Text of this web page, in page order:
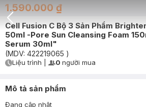
Back Icon
1.590.000 ₫
Cell Fusion C Bộ 3 Sản Phẩm
50ml -Pore Sun Cleansing Foam
Serum 30ml"
(MDV: 422219065 )
Timer Gray Icon
Liệu trình User Product Icon
0 người mua
Mô tả sản phẩm
Đang cập nhật